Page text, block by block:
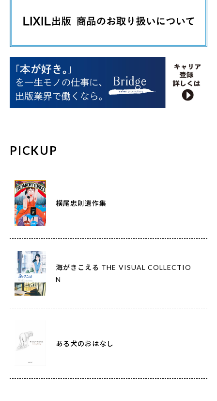
PICKUP
横尾忠則遺作集
海がきこえる THE VISUAL COLLECTIO
N
ある犬のおはなし